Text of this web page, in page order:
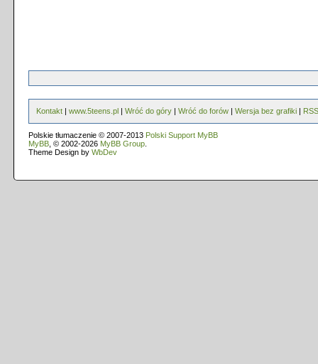
Kontakt | www.5teens.pl | Wróć do góry | Wróć do forów | Wersja bez grafiki | RSS
Polskie tłumaczenie © 2007-2013 Polski Support MyBB
MyBB , © 2002-2026 MyBB Group
Theme Design by WbDev